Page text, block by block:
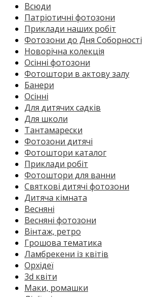
Всюди
Патріотичні фотозони
Приклади наших робіт
Фотозони до Дня Соборності
Новорічна колекція
Осінні фотозони
Фотоштори в актову залу
Банери
Осінні
Для дитячих садків
Для школи
Тантамарески
Фотозони дитячі
Фотоштори каталог
Приклади робіт
Фотоштори для ванни
Святкові дитячі фотозони
Дитяча кімната
Весняні
Весняні фотозони
Вінтаж, ретро
Грошова тематика
Ламбрекени із квітів
Орхідеї
3d квіти
Маки, ромашки